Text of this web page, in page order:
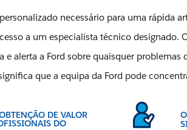
necessário para uma rápida
a um especialista técnico designado.
alerta a Ford sobre quaisquer problemas
que a equipa da Ford pode
DE VALOR
DO